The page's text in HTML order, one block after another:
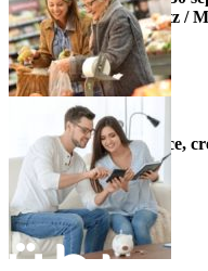
Paul-Lès-Dax / Biarritz /
18 septembre 2020
east
Prélèvement à la source,
3 juillet 2018
east